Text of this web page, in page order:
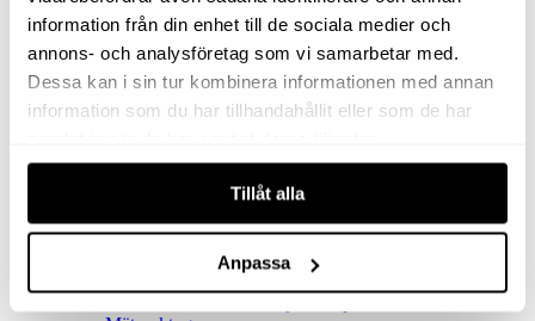
information från din enhet till de sociala medier och
annons- och analysföretag som vi samarbetar med.
Dessa kan i sin tur kombinera informationen med annan
information som du har tillhandahållit eller som de har
Tillåt alla
Anpassa
Golv- & Kombinationsmunstycke
Munstycke
Motor
Reservdelar dammsugare
Rör & handtag
Uppsamlingspåsar
Alla produkter